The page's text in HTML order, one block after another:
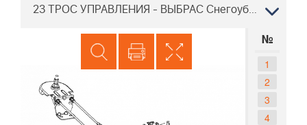
23 ТРОС УПРАВЛЕНИЯ - ВЫБРАС Снегоуборщик Хускварна ST 227P, 96191008805, 2019-03 PNC номер
№
1
2
3
4